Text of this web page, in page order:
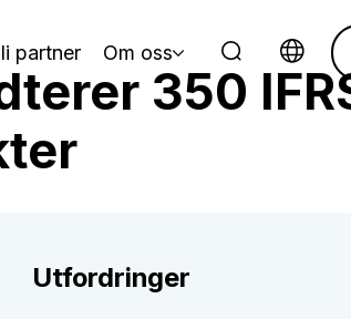
partner Om oss
350
Utfordringer